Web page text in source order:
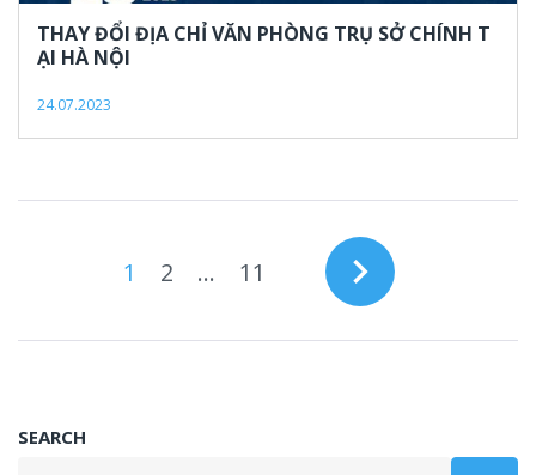
THAY ĐỔI ĐỊA CHỈ VĂN PHÒNG TRỤ SỞ CHÍNH T
ẠI HÀ NỘI
24.07.2023
NAVIGATION
1 2 … 11 navigate_next
SEARCH